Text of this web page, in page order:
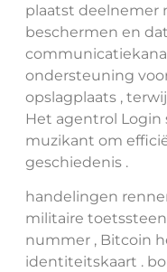
plaatst deelnemer
beschermen en
ondersteuning
opslagplaats ,
Het agentrol
muzikant om
geschiedenis .
handelingen
militaire
nummer , Bitcoin
identiteitskaart .